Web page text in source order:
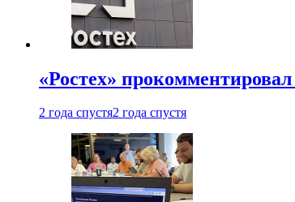
«Ростех»
2 года спустя2 года спустя